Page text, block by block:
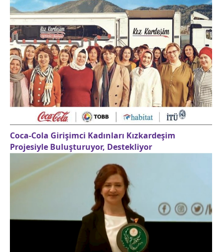
Coca-Cola Girişimci Kadınları Kızkardeşim
Projesiyle Buluşturuyor, Destekliyor